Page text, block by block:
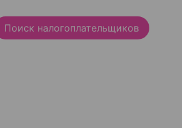
Поиск налогоплательщиков